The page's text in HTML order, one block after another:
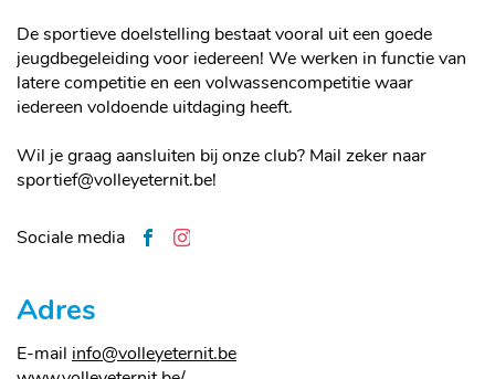
De sportieve doelstelling bestaat vooral uit een goede
jeugdbegeleiding voor iedereen! We werken in functie van
latere competitie en een volwassencompetitie waar
iedereen voldoende uitdaging heeft.
Wil je graag aansluiten bij onze club? Mail zeker naar
sportief@volleyeternit.be!
Sociale media Facebook
Instagram
Adres
E-
info@volleyeternit.be